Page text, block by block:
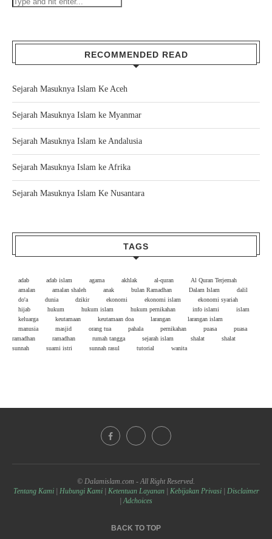
RECOMMENDED READ
Sejarah Masuknya Islam Ke Aceh
Sejarah Masuknya Islam ke Myanmar
Sejarah Masuknya Islam ke Andalusia
Sejarah Masuknya Islam ke Afrika
Sejarah Masuknya Islam Ke Nusantara
TAGS
adab adab islam agama akhlak al-quran
Al Quran Terjemah
amalan
amalan shaleh anak bulan Ramadhan Dalam Islam
dalil
do'a
dunia dzikir ekonomi ekonomi islam
ekonomi syariah
hijab
hukum hukum islam hukum pernikahan info islami
islam
keluarga
keutamaan keutamaan doa larangan
larangan islam
manusia
masjid orang tua pahala pernikahan puasa
puasa
ramadhan
ramadhan rumah tangga sejarah islam shalat
shalat
sunnah
suami istri sunnah rasul tutorial wanita
© Dalamislam.com - All Right Reserved.
Tentang Kami
Hubungi Kami| Ketentuan Layanan| Kebijakan Privasi| Disclaimer
|Adchoices
BACK TO TOP